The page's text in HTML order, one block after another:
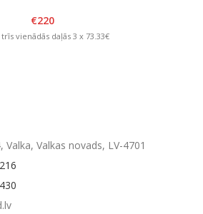
€220
trīs vienādās daļās 3 x 73.33€
Valka, Valkas novads, LV-4701